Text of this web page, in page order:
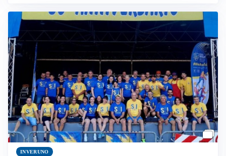
INVERUNO